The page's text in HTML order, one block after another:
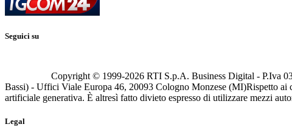
Seguici su
Copyright © 1999-2026 RTI S.p.A. Business Digital - P.Iva
Bassi) - Uffici Viale Europa 46, 20093 Cologno Monzese (MI)Rispetto ai
artificiale generativa. È altresì fatto divieto espresso di utilizzare mezzi
Legal